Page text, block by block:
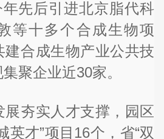
年先后引进北京脂代科
等十多个合成生物项
建合成生物产业公共技
聚企业近30家。
展夯实人才支撑，园区
英才”项目16个，省“双